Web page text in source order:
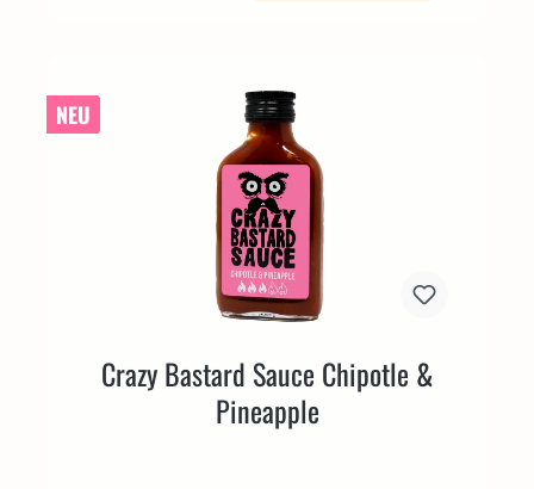
NEU
Crazy Bastard Sauce Chipotle &
Pineapple